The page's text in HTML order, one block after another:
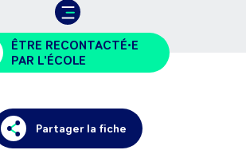
ÊTRE RECONTACTÉ•E
PAR L'ÉCOLE
Partager la fiche